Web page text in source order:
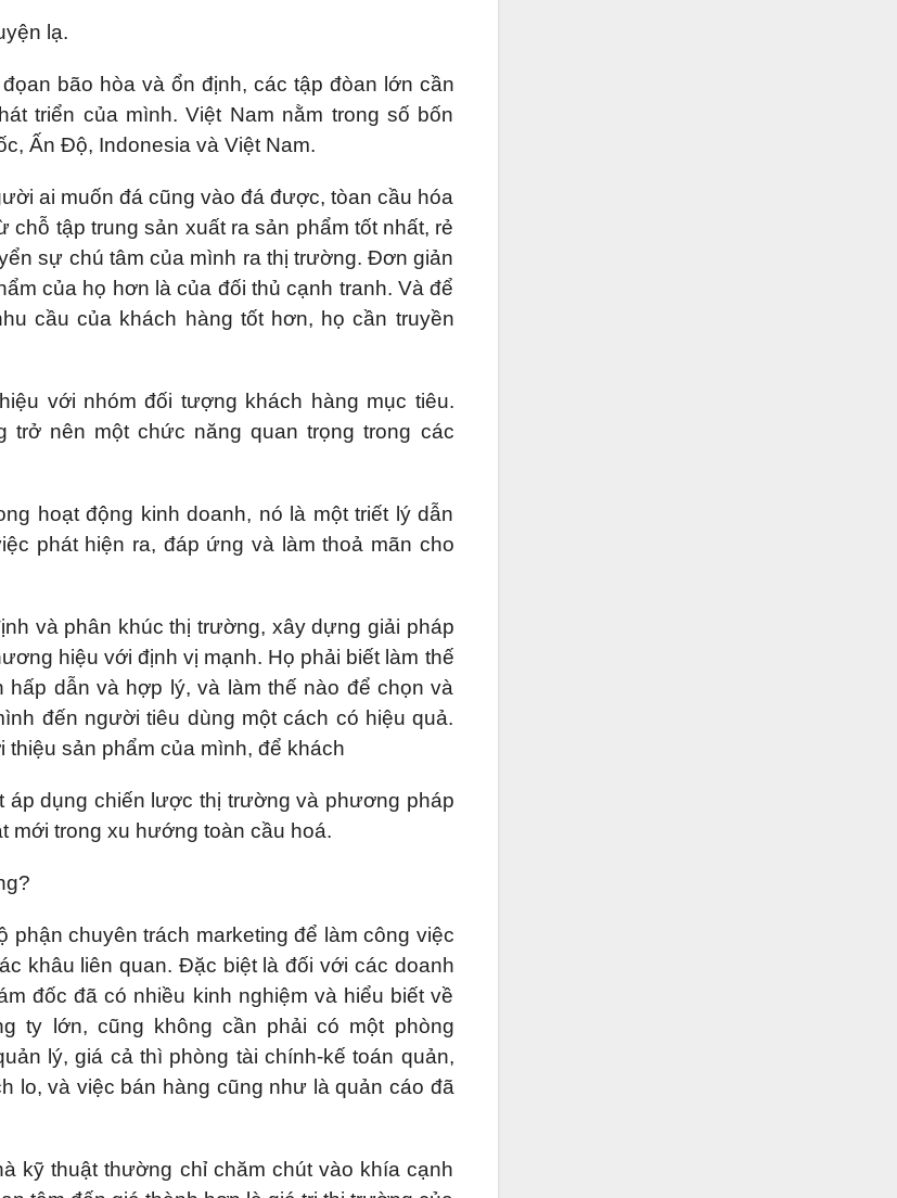
lạ.
bão hòa và ổn định, các tập đòan lớn cần
triển của mình. Việt Nam nằm trong số bốn
Ấn Độ, Indonesia và Việt Nam.
ai muốn đá cũng vào đá được, tòan cầu hóa
tập trung sản xuất ra sản phẩm tốt nhất, rẻ
sự chú tâm của mình ra thị trường. Đơn giản
của họ hơn là của đối thủ cạnh tranh. Và để
cầu của khách hàng tốt hơn, họ cần truyền
với nhóm đối tượng khách hàng mục tiêu.
trở nên một chức năng quan trọng trong các
hoạt động kinh doanh, nó là một triết lý dẫn
phát hiện ra, đáp ứng và làm thoả mãn cho
và phân khúc thị trường, xây dựng giải pháp
hiệu với định vị mạnh. Họ phải biết làm thế
dẫn và hợp lý, và làm thế nào để chọn và
đến người tiêu dùng một cách có hiệu quả.
sản phẩm của mình, để khách
áp dụng chiến lược thị trường và phương pháp
mới trong xu hướng toàn cầu hoá.
chuyên trách marketing để làm công việc
khâu liên quan. Đặc biệt là đối với các doanh
đốc đã có nhiều kinh nghiệm và hiểu biết về
ty lớn, cũng không cần phải có một phòng
lý, giá cả thì phòng tài chính-kế toán quản,
lo, và việc bán hàng cũng như là quản cáo đã
kỹ thuật thường chỉ chăm chút vào khía cạnh